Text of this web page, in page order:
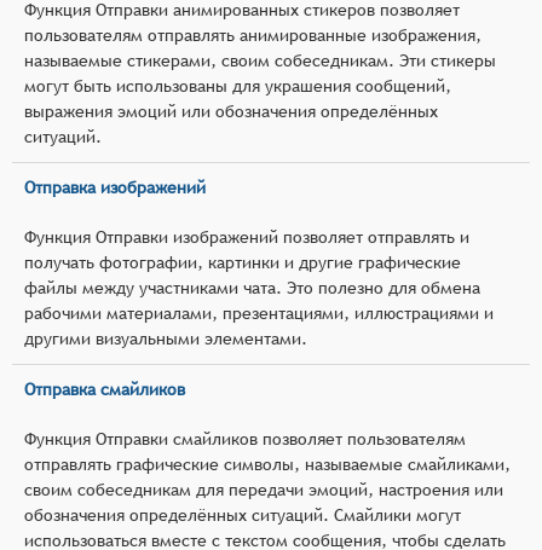
Функция Отправки анимированных стикеров позволяет
пользователям отправлять анимированные изображения,
называемые стикерами, своим собеседникам. Эти стикеры
могут быть использованы для украшения сообщений,
выражения эмоций или обозначения определённых
ситуаций.
Отправка изображений
Функция Отправки изображений позволяет отправлять и
получать фотографии, картинки и другие графические
файлы между участниками чата. Это полезно для обмена
рабочими материалами, презентациями, иллюстрациями и
другими визуальными элементами.
Отправка смайликов
Функция Отправки смайликов позволяет пользователям
отправлять графические символы, называемые смайликами,
своим собеседникам для передачи эмоций, настроения или
обозначения определённых ситуаций. Смайлики могут
использоваться вместе с текстом сообщения, чтобы сделать